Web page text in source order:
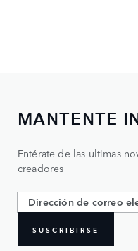
MANTENTE
Entérate de las ultimas
creadores
SUSCRIBIRSE